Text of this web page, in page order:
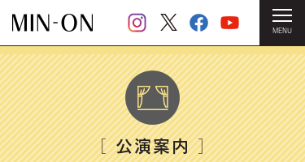
MENU
HOME ＞ 公演案内
［公演案内］